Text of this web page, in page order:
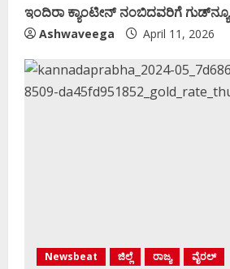
ಇಂದಿರಾ ಕ್ಯಾಂಟೀನ್‌ ನಂಬಿದವರಿಗೆ
Ashwaveega April 11, 2026
Newsbeat ಜಿಲ್ಲೆ ರಾಜ್ಯ ವೈರಲ್